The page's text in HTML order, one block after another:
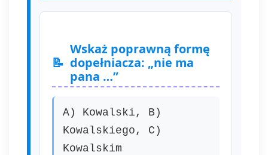
Wskaż poprawną formę
dopełniacza: „nie ma
pana …”
A) Kowalski, B)
Kowalskiego, C)
Kowalskim